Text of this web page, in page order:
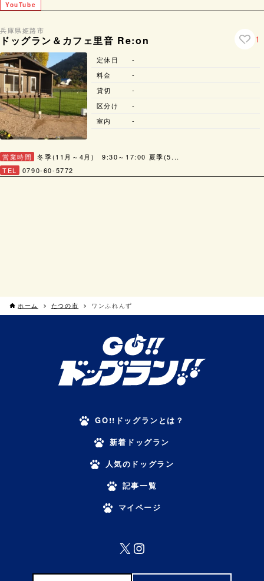
YouTube
兵庫県姫路市
ドッグラン＆カフェ里音 Re:on 1
営業時間
冬季(11月～4月) 9:30～17:00 夏季(5...
TEL
0790-60-5772
定休日
-
料金
-
貸切
-
区分け
-
室内
-
ホーム たつの市 ワンふれんず
GO!!ドッグランとは？
新着ドッグラン
人気のドッグラン
記事一覧
マイページ
X Instagram